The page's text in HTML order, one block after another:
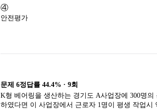
④
안전평가
문제 6정답률 44.4% · 9회
K형 베어링을 생산하는 경기도 A사업장에 300명
하였다면 이 사업장에서 근로자 1명이 평생 작업시